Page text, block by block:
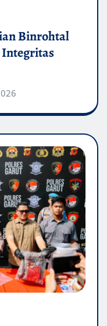
Binrohtal
Integritas